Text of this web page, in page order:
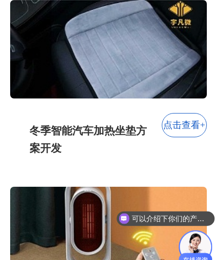
冬季智能汽车加热坐垫方
案开发
点击查看+
可以介绍下你们的产品么？